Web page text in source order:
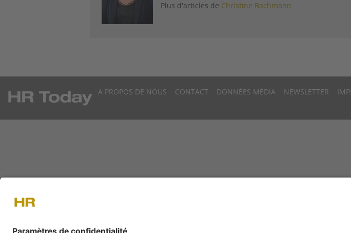
Plus d'articles de Christine Bachmann
A PROPOS DE NOUS CONTACT DONNÉES MÉDIA NEWSLETTER